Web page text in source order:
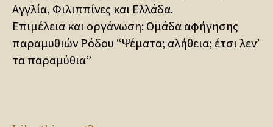
Αγγλία, Φιλιππίνες και Ελλάδα.
Επιμέλεια και οργάνωση: Ομάδα αφήγησης
παραμυθιών Ρόδου “Ψέματα; αλήθεια; έτσι λεν’
τα παραμύθια”